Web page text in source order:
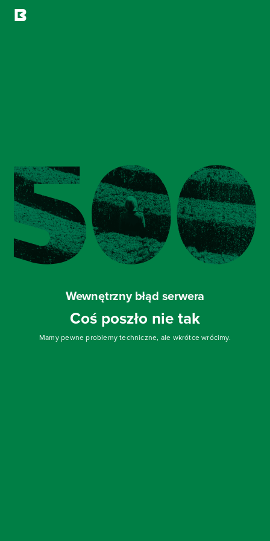
Wewnętrzny błąd serwera
Coś poszło nie tak
Mamy pewne problemy techniczne, ale wkrótce wrócimy.